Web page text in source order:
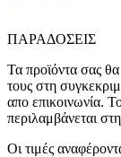
ΠΑΡΑΔΟΣΕΙΣ
Τα προϊόντα σας
τους στη
απο επικοινωνία.
περιλαμβάνεται
Οι τιμές